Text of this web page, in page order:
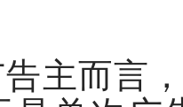
主而言